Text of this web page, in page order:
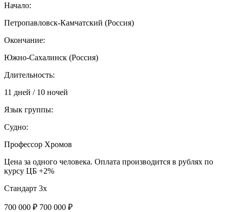
Начало:
Петропавловск-Камчатский (Россия)
Окончание:
Южно-Сахалинск (Россия)
Длительность:
11 дней / 10 ночей
Язык группы:
Судно:
Профессор Хромов
Цена за одного человека. Оплата производится в рублях по
курсу ЦБ +2%
Стандарт 3х
700 000 ₽ 700 000 ₽